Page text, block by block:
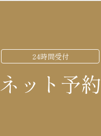
24時間受付
ネット予約